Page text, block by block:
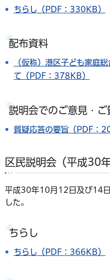
ちらし（PDF：330KB）
配布資料
（仮称）港区子ども家庭
て（PDF：378KB）
説明会でのご意見・ご
質疑応答の要旨（PDF：
区民説明会（平成30
平成30年10月12日及び14
した。
ちらし
ちらし（PDF：366KB）